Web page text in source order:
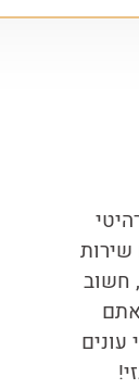
חשוב